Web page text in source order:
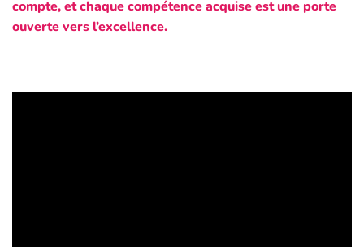
compte, et chaque compétence acquise est une porte
ouverte vers l’excellence.